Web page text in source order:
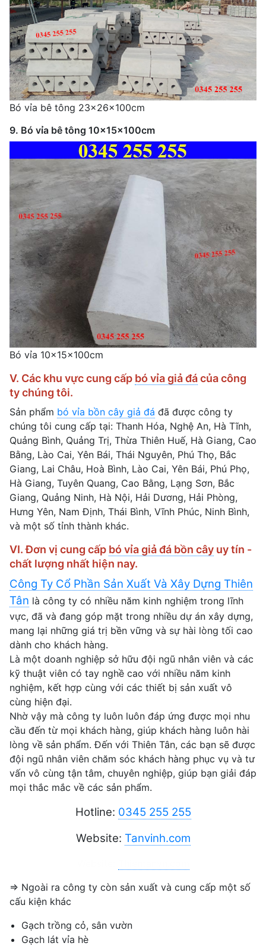
Bó vỉa bê tông 23x26x100cm
9. Bó vỉa bê tông 10x15x100cm
Bó vỉa 10x15x100cm
V. Các khu vực cung cấp bó vỉa giả đácủa công
ty chúng tôi.
Sản phẩm bó vỉa bồn cây giả đá đã được công ty
chúng tôi cung cấp tại: Thanh Hóa, Nghệ An, Hà Tĩnh,
Quảng Bình, Quảng Trị, Thừa Thiên Huế, Hà Giang, Cao
Bằng, Lào Cai, Yên Bái, Thái Nguyên, Phú Thọ, Bắc
Giang, Lai Châu, Hoà Bình, Lào Cai, Yên Bái, Phú Phọ,
Hà Giang, Tuyên Quang, Cao Bằng, Lạng Sơn, Bắc
Giang, Quảng Ninh, Hà Nội, Hải Dương, Hải Phòng,
Hưng Yên, Nam Định, Thái Bình, Vĩnh Phúc, Ninh Bình,
và một số tỉnh thành khác.
VI. Đơn vị cung cấp bó vỉa giả đá bồn cây uy tín -
chất lượng nhất hiện nay.
Công Ty Cổ Phần Sản Xuất Và Xây Dựng Thiên
Tân là công ty có nhiều năm kinh nghiệm trong lĩnh
vực, đã và đang góp mặt trong nhiều dự án xây dựng,
mang lại những giá trị bền vững và sự hài lòng tối cao
dành cho khách hàng.
Là một doanh nghiệp sở hữu đội ngũ nhân viên và các
kỹ thuật viên có tay nghề cao với nhiều năm kinh
nghiệm, kết hợp cùng với các thiết bị sản xuất vô
cùng hiện đại.
Nhờ vậy mà công ty luôn luôn đáp ứng được mọi nhu
cầu đến từ mọi khách hàng, giúp khách hàng luôn hài
lòng về sản phẩm. Đến với Thiên Tân, các bạn sẽ được
đội ngũ nhân viên chăm sóc khách hàng phục vụ và tư
vấn vô cùng tận tâm, chuyên nghiệp, giúp bạn giải đáp
mọi thắc mắc về các sản phẩm.
Hotline: 0345 255 255
Website: Tanvinh.com
=> Ngoài ra công ty còn sản xuất và cung cấp một số
cấu kiện khác
Gạch trồng cỏ, sân vườn
Gạch lát vỉa hè